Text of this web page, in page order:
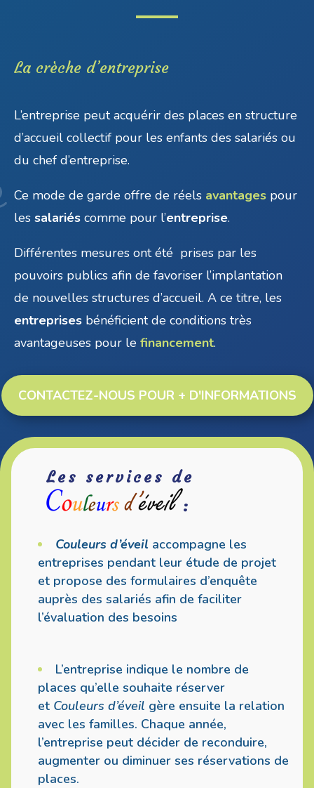
La crèche d’entreprise
L’entreprise peut acquérir des places en structure
d’accueil collectif pour les enfants des salariés ou
du chef d’entreprise.
Ce mode de garde offre de réels avantages pour
les salariés comme pour l’entreprise.
Différentes mesures ont été prises par les
pouvoirs publics afin de favoriser l’implantation
de nouvelles structures d’accueil. A ce titre, les
entreprises bénéficient de conditions très
avantageuses pour le financement.
CONTACTEZ-NOUS POUR + D'INFORMATIONS
Les services de
:
Couleurs d’éveil accompagne les
entreprises pendant leur étude de projet
et propose des formulaires d’enquête
auprès des salariés afin de faciliter
l’évaluation des besoins
L’entreprise indique le nombre de
places qu’elle souhaite réserver
et Couleurs d’éveil gère ensuite la relation
avec les familles. Chaque année,
l’entreprise peut décider de reconduire,
augmenter ou diminuer ses réservations de
places.